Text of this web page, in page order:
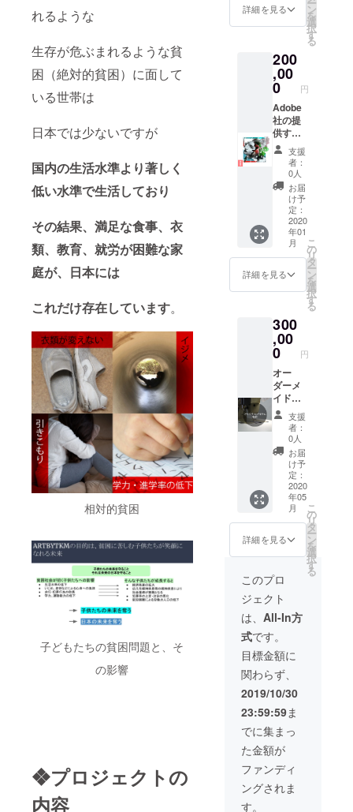
れるような
生存が危ぶまれるような貧
困（絶対的貧困）に面して
いる世帯は
日本では少ないですが
国内の生活水準より著しく
低い水準で生活しており
その結果、満足な食事、衣
類、教育、就労が困難な家
庭が、日本には
これだけ存在しています。
相対的貧困
子どもたちの貧困問題と、そ
の影響
❖プロジェクトの
内容
関して
お願い
いたし
ます。
※ 備考
欄に、
支援者
様のご
都合の
よろし
いお日
にちお
時間帯
をご記
載くだ
さい。
援して
くれる
皆さん
フィッ
クデザ
インの
ノウハ
ウを１
から１
０まで
伝授さ
せてい
ただき
ます！
「学校
Photos
hopを使
わなけ
ればい
けない
んだけ
ど使い
さっぱ
り」
「広告
会社に
依頼す
ると高
いか
ら、自
分で広
告を作
りた
い」 そ
んな方
にぴっ
たりで
す！
【基礎
編】の
内容：
120分
①Photo
shopの
イン
ター
フェー
ス、環
境設
定、各
種ツー
ルの紹
介と使
い方
②Photo
shopを
使った
基本的
な写真
合成の
BYTKM
オリジ
ナル
ケース
を1点差
し上げ
ます。
※備考欄
にⅠか
らⅢの
ご希望
のアイ
テムを
それぞ
れ御記
入の
上、お
知らせ
くださ
い。 ※
記入漏
れによ
り、ご
アイテ
ムが不
明の場
合はブ
ランド
側でア
イテム
を指定
させて
いただ
きま
す。 ②
剛丸！
元気
いっぱ
いプラ
ン Ⅰ.毎
日剛丸
カレン
ダーを
差し上
げま
す。 Ⅱ.
剛丸い
のちの
電話！
一年間
かけ放
題！ Ⅲ.
原宿or
渋谷ツ
ワー（6
時間）
Ⅳ.剛丸
からの
メッ
セージ
カード
インを
A2サイ
ズ
594mm
）の超
大判サ
イズ で
印刷し
たもの
を、額
縁入れ
てお届
けいた
しま
す。 グ
フィッ
クデザ
インの
ご希望
は備考
欄に記
載して
けます
と幸い
です。
下図：
作品の
イメー
ジと過
去の作
例
詳細を見る ン
を
選
択
す
る
200
,00
0 円
Adobe
社の提
供する
グラ
フィッ
クデザ
インの
王道ソ
フト
ウェ
ア、
Photos
hopと
Illustrat
orを
使った
フィッ
クデザ
インの
つくり
方の解
説動画
を、
「基礎
編」か
ら「実
践編」
までご
提供さ
せてい
ただき
ます。
【基礎
編】の
内容：
120分
①Photo
shopの
イン
ター
フェー
ス、環
境設
定、各
種ツー
ルの紹
介と使
い方
②Photo
shopを
使った
基本的
な写真
合成の
支援
者：
0人
お届
け予
定：
2020
年01
月
詳細を見る
こ
の
リ
タ
ー
ン
を
選
択
す
る
300
,00
0 円
オー
ダーメ
イドに
て、ご
希望の
デザイ
ンのア
イテム
を製作
いたし
ます。
備考欄
に参考
画像
や、ご
希望の
デザイ
ンの詳
細を ご
記入く
ださ
い。
【備考
欄の記
入例】
作成し
たいア
イテ
ム：
テー
ラード
ジャ
ケット
生地：
支援
者：
0人
お届
け予
定：
2020
年05
月
詳細を見る
こ
の
リ
タ
ー
ン
を
選
択
す
る
このプロ
ジェクト
は、 All-In方
式です。
目標金額に
関わらず、
2019/10/30
23:59:59ま
でに集まっ
た金額が
ファンディ
ングされま
す。